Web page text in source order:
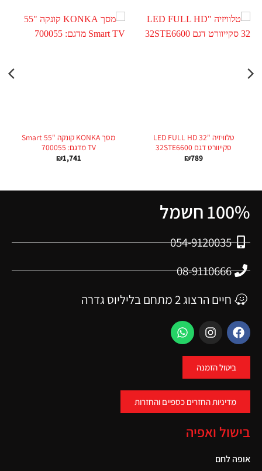
טלוויזיה "LED FULL HD 32
סקייוורט דגם 32STE6600
₪789
מסך KONKA קונקה "55 Smart
TV מדגם: 700055
₪1,741
100% חשמל
054-9120035
08-9110666
חיים הרצוג 2 מתחם בליליוס גדרה
ביטול הזמנה
מדיניות החזרים כספיים והחזרות
בישול ואפיה
אופה לחם